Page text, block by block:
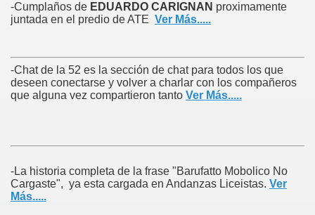
-Cumplaños de EDUARDO CARIGNAN proximamente
juntada en el predio de ATE Ver Más.....
-Chat de la 52 es la sección de chat para todos los que
deseen conectarse y volver a charlar con los compañeros
que alguna vez compartieron tanto Ver Más.....
-La historia completa de la frase "Barufatto Mobolico No
Cargaste", ya esta cargada en Andanzas Liceistas. Ver
Más.....